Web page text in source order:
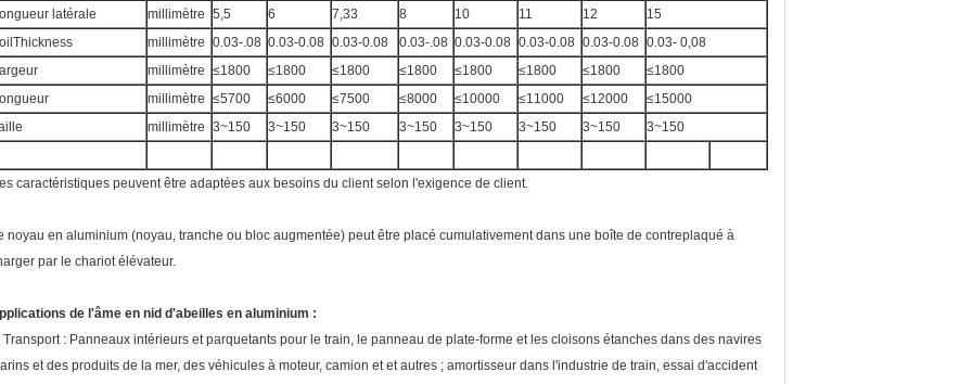
latérale
millimètre 5,5 6 7,33 8 10 11 12
15
millimètre 0.03-.08 0.03-0.08 0.03-0.08 0.03-.08 0.03-0.08 0.03-0.08 0.03-0.08 0.03- 0,08
millimètre ≤1800 ≤1800 ≤1800 ≤1800 ≤1800 ≤1800 ≤1800
≤1800
millimètre ≤5700 ≤6000 ≤7500 ≤8000 ≤10000 ≤11000 ≤12000
≤15000
millimètre 3~150 3~150 3~150 3~150 3~150 3~150 3~150 3~150
caractéristiques peuvent être adaptées aux besoins du client selon l'exigence de client.
noyau en aluminium (noyau, tranche ou bloc augmentée) peut être placé cumulativement dans une boîte de contreplaqué à
par le chariot élévateur.
de l'âme en nid d'abeilles en aluminium :
Transport : Panneaux intérieurs et parquetants pour le train, le panneau de plate-forme et les cloisons étanches dans des navires
et des produits de la mer, des véhicules à moteur, camion et et autres ; amortisseur dans l'industrie de train, essai d'accident